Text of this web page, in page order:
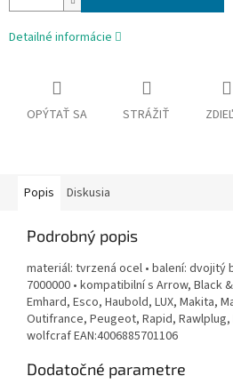
Detailné informácie
OPÝTAŤ SA STRÁŽIŤ
Popis Diskusia
Podrobný popis
materiál: tvrzená ocel • balení: dvojitý
7000000 • kompatibilní s Arrow, Black
Emhard, Esco, Haubold, LUX, Makita,
Outifrance, Peugeot, Rapid, Rawlplug,
wolfcraf EAN:4006885701106
Dodatočné parametre